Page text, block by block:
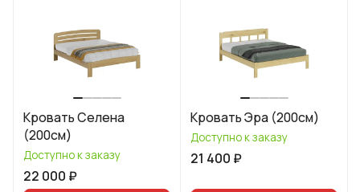
Кровать Селена
(200см)
Доступно к заказу
22 000 ₽
Кровать Эра (200см)
Доступно к заказу
21 400 ₽